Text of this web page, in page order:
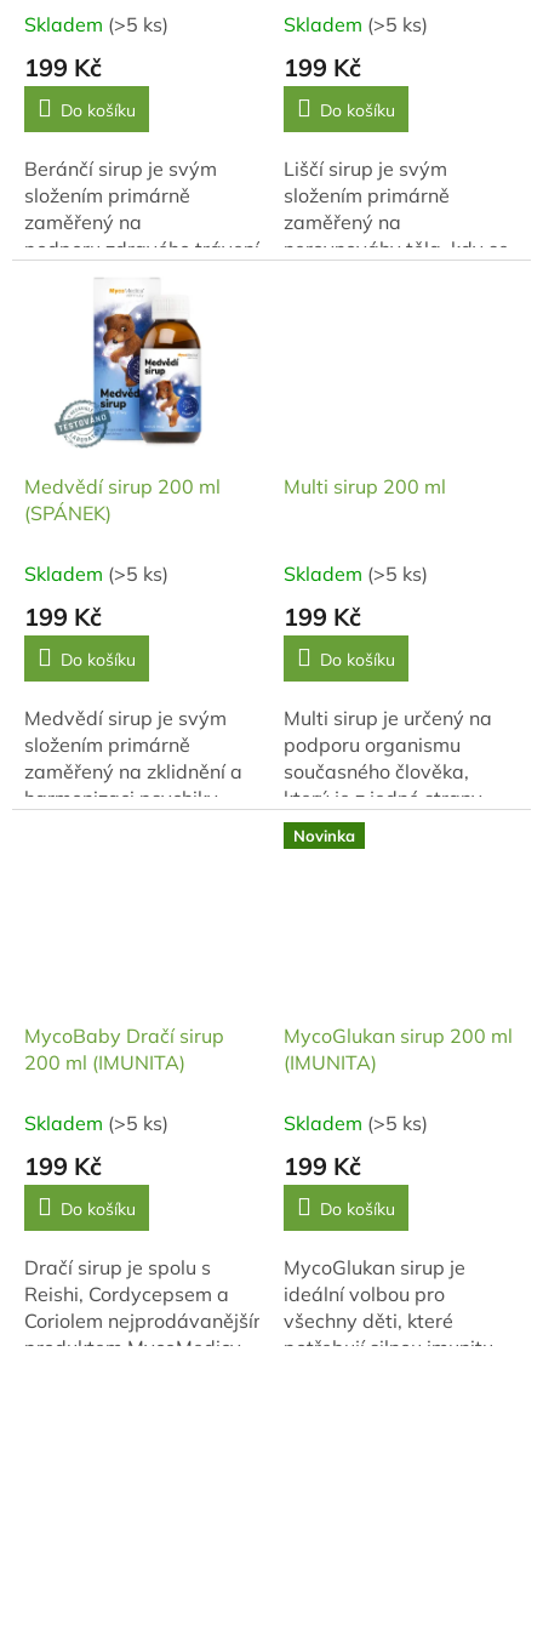
Skladem (>5 ks)
199 Kč
Do košíku
Beránčí sirup je svým
složením primárně
zaměřený na
podporu zdravého trávení
a chuti k jídlu.
Skladem (>5 ks)
199 Kč
Do košíku
Liščí sirup je svým
složením primárně
zaměřený na
nerovnováhy těla, kdy se
Medvědí sirup 200 ml
(SPÁNEK)
Skladem (>5 ks)
199 Kč
Do košíku
Medvědí sirup je svým
složením primárně
zaměřený na zklidnění a
harmonizaci psychiky.
Multi sirup 200 ml
Skladem (>5 ks)
199 Kč
Do košíku
Multi sirup je určený na
podporu organismu
současného člověka,
který je z jedné strany
zatěžován různými
patogeny a toxiny ze
MycoBaby Dračí sirup
200 ml (IMUNITA)
Skladem (>5 ks)
199 Kč
Do košíku
Dračí sirup je spolu s
Reishi, Cordycepsem a
Coriolem nejprodávanějším
produktem MycoMedicy.
Novinka
MycoGlukan sirup 200 ml
(IMUNITA)
Skladem (>5 ks)
199 Kč
Do košíku
MycoGlukan sirup je
ideální volbou pro
všechny děti, které
potřebují silnou imunitu.